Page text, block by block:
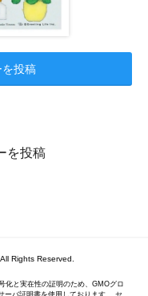
を投稿
を投稿
Rights Reserved.
化と実在性の証明のため、GMOグロ